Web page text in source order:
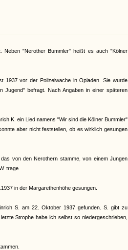
Neben "Nerother Bummler" heißt es auch "Kölner
1937 vor der Polizeiwache in Opladen. Sie wurde
Jugend" befragt. Nach Angaben in einer späteren
K. ein Lied namens "Wir sind die Kölner Bummler"
aber nicht feststellen, ob es wirklich gesungen
von den Nerothern stamme, von einem Jungen
trage
in der Margarethenhöhe gesungen.
S. am 22. Oktober 1937 gefunden. S. gibt zu
Strophe habe ich selbst so niedergeschrieben,